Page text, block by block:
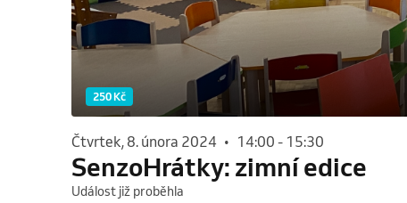
250 Kč
čtvrtek, 8. února 2024 • 14:00 - 15:30
SenzoHrátky: zimní edice
Událost již proběhla